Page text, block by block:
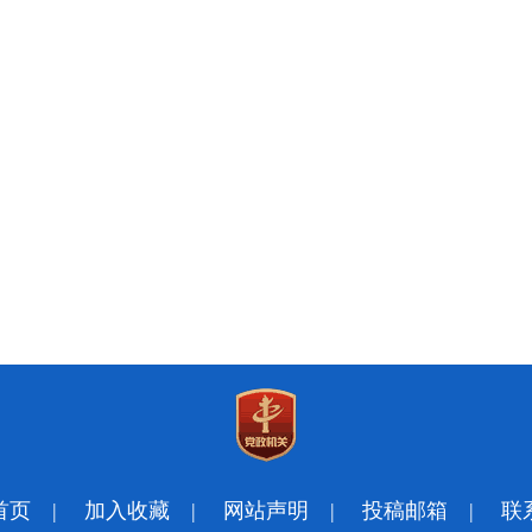
页 | 加入收藏 | 网站声明 | 投稿邮箱 | 联